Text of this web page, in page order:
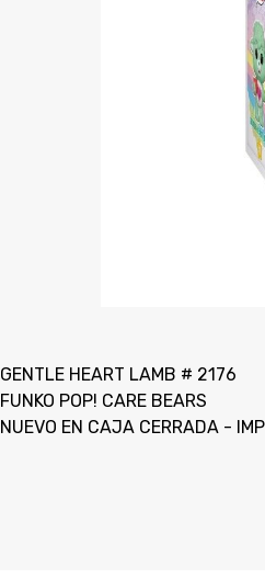
GENTLE HEART LAMB # 2176
FUNKO POP! CARE BEARS
NUEVO EN CAJA CERRADA -